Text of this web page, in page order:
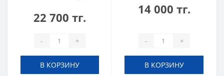
22 700 тг.
- +
В КОРЗИНУ
14 000 тг.
- +
В КОРЗИНУ